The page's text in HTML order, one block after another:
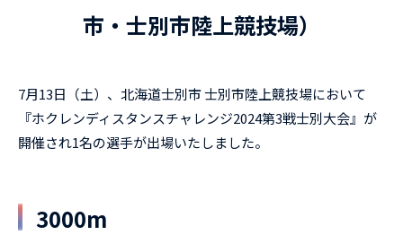
市・士別市陸上競技場）
7月13日（土）、北海道士別市 士別市陸上競技場において
『ホクレンディスタンスチャレンジ2024第3戦士別大会』が
開催され1名の選手が出場いたしました。
3000m